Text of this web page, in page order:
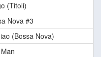
(Titoli)
Nova #3
(Bossa Nova)